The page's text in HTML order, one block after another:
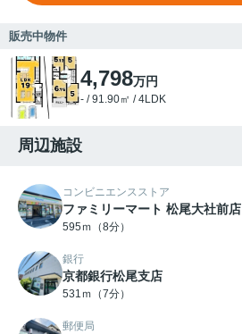
販売中物件
4,798万円
- / 91.90㎡ / 4LDK
周辺施設
コンビニエンスストア
ファミリーマート 松尾大社前店
595ｍ（8分）
銀行
京都銀行松尾支店
531ｍ（7分）
郵便局